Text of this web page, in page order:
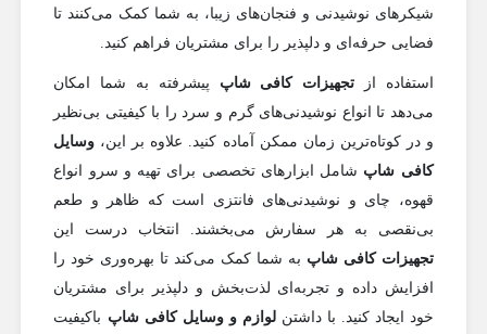
شیکرهای نوشیدنی و فنجان‌های زیبا، به شما کمک می‌کنند تا
فضایی حرفه‌ای و دلپذیر را برای مشتریان فراهم کنید.
استفاده از تجهیزات کافی شاپپیشرفته به شما امکان
می‌دهد تا انواع نوشیدنی‌های گرم و سرد را با کیفیتی بی‌نظیر
و در کوتاه‌ترین زمان ممکن آماده کنید. علاوه بر این،وسایل
کافی شاپشامل ابزارهای تخصصی برای تهیه و سرو انواع
قهوه، چای و نوشیدنی‌های فانتزی است که ظاهر و طعم
بی‌نقصی به هر سفارش می‌بخشند. انتخاب درست این
تجهیزات کافی شاپبه شما کمک می‌کند تا بهره‌وری خود را
افزایش داده و تجربه‌ای لذت‌بخش و دلپذیر برای مشتریان
خود ایجاد کنید. با داشتنلوازم و وسایل کافی شاپباکیفیت